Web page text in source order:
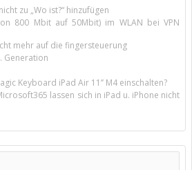
zu „Wo ist?“ hinzufügen
800 Mbit auf 50Mbit) im WLAN bei VPN
mehr auf die fingersteuerung
Generation
Keyboard iPad Air 11’’ M4 einschalten?
lassen sich in iPad u. iPhone nicht